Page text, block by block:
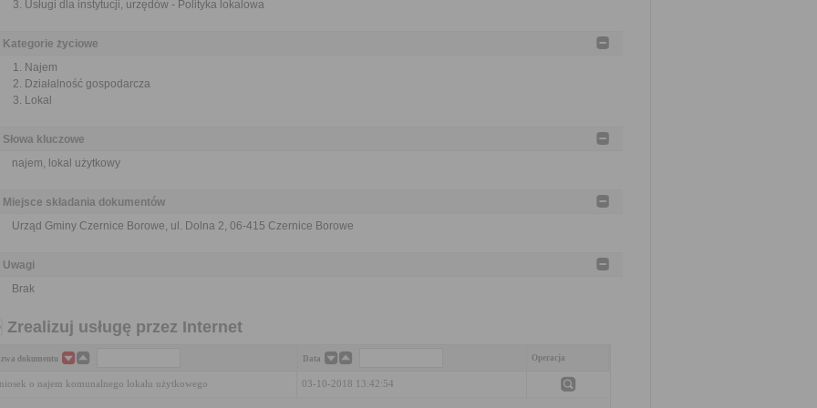
Usługi dla instytucji, urzędów - Polityka lokalowa
Kategorie życiowe
Najem
Działalność gospodarcza
Lokal
Słowa kluczowe
najem, lokal użytkowy
Miejsce składania dokumentów
Urząd Gminy Czernice Borowe, ul. Dolna 2, 06-415 Czernice Borowe
Uwagi
Brak
Zrealizuj usługę przez Internet
dokumentu Data Operacja
o najem komunalnego lokalu użytkowego 03-10-2018 13:42:54